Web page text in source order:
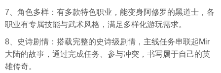
7、角色多样：有多款特色职业，能变身阿修罗的黑道士，各
职业有专属技能与武术风格，满足多样化游玩需求。
8、史诗剧情：搭载完整的史诗级剧情，主线任务串联起Mir
大陆的故事，通过完成任务、参与冲突，书写属于自己的英
雄传奇。